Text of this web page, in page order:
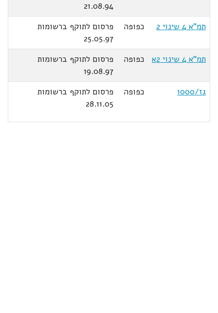
21.08.94
תמ"א 4 שינוי 2
כפופה
פרסום לתוקף ברשומות
25.05.97
תמ"א 4 שינוי 2א
כפופה
פרסום לתוקף ברשומות
19.08.97
גז/1000
כפופה
פרסום לתוקף ברשומות
28.11.05